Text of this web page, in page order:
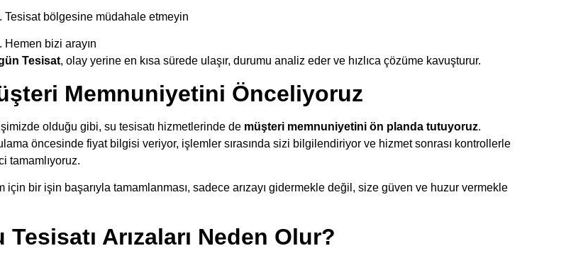
Tesisat bölgesine müdahale etmeyin
Hemen bizi arayın
Tesisat, olay yerine en kısa sürede ulaşır, durumu analiz eder ve hızlıca çözüme kavuşturur.
Memnuniyetini Önceliyoruz
olduğu gibi, su tesisatı hizmetlerinde de müşteri memnuniyetini ön planda tutuyoruz.
öncesinde fiyat bilgisi veriyor, işlemler sırasında sizi bilgilendiriyor ve hizmet sonrası kontrollerle
tamamlıyoruz.
için bir işin başarıyla tamamlanması, sadece arızayı gidermekle değil, size güven ve huzur vermekle
Tesisatı Arızaları Neden Olur?